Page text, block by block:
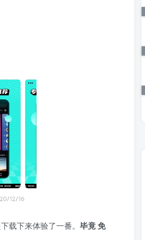
载下来体验了一番。 毕竟 免